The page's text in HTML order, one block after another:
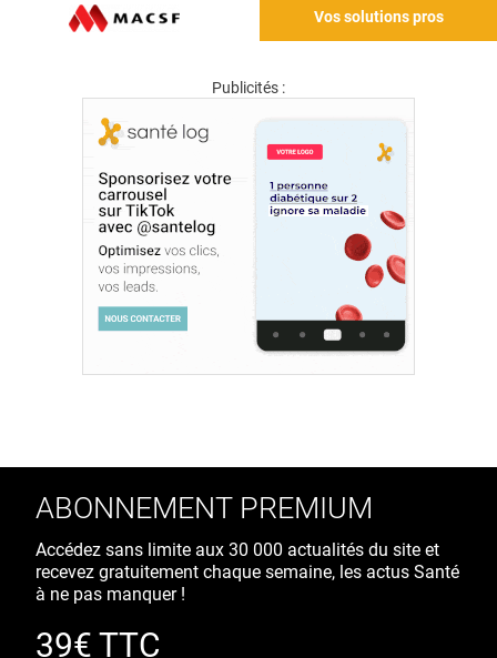
Vos solutions pros
Publicités :
ABONNEMENT PREMIUM
Accédez sans limite aux 30 000 actualités du site et
recevez gratuitement chaque semaine, les actus Santé
à ne pas manquer !
39€ TTC